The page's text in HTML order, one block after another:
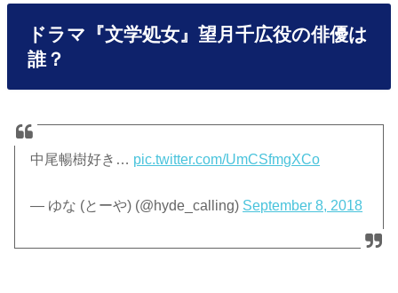
ドラマ『文学処女』望月千広役の俳優は
誰？
中尾暢樹好き… pic.twitter.com/UmCSfmgXCo
— ゆな (とーや) (@hyde_calling) September 8, 2018